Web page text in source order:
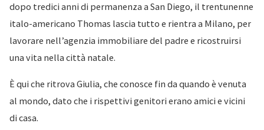
dopo tredici anni di permanenza a San Diego, il trentunenne
italo-americano Thomas lascia tutto e rientra a Milano, per
lavorare nell’agenzia immobiliare del padre e ricostruirsi
una vita nella città natale.
È qui che ritrova Giulia, che conosce fin da quando è venuta
al mondo, dato che i rispettivi genitori erano amici e vicini
di casa.